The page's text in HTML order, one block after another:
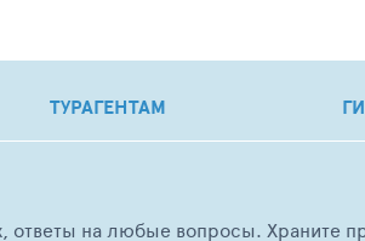
ТУРАГЕНТАМ
ответы на любые вопросы. Храните